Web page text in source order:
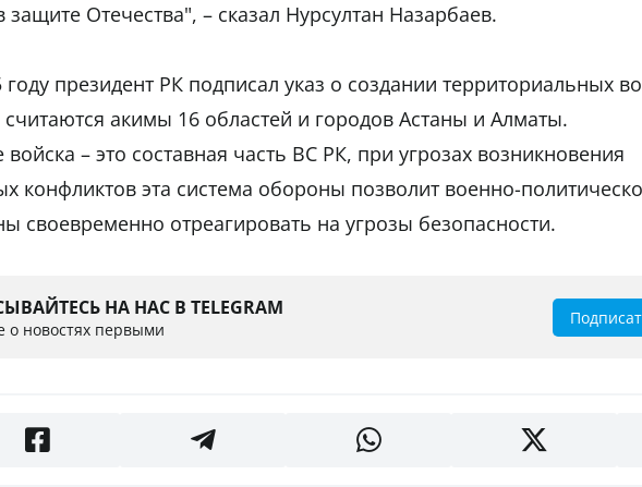
защите Отечества", – сказал Нурсултан Назарбаев.
президент РК подписал указ о создании территориальных
акимы 16 областей и городов Астаны и Алматы.
– это составная часть ВС РК, при угрозах возникновения
конфликтов эта система обороны позволит военно-
своевременно отреагировать на угрозы безопасности.
НА НАС В TELEGRAM
о новостях первыми